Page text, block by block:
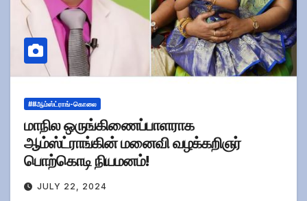
##ஆம்ஸ்ட்ராங்-கொலை
மாநில ஒருங்கிணைப்பாளராக
ஆம்ஸ்ட்ராங்கின் மனைவி வழக்கறிஞர்
பொற்கொடி நியமனம்!
JULY 22, 2024